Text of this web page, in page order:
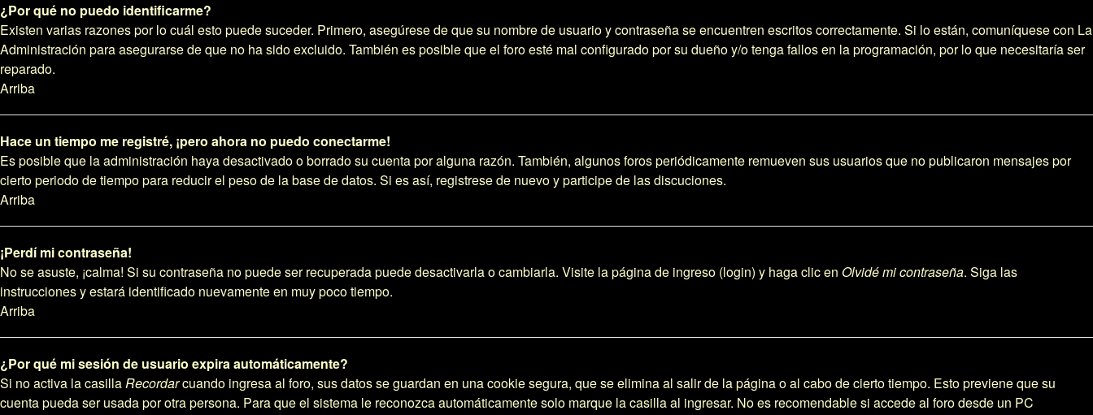
¿Por qué no puedo identificarme?
Existen varias razones por lo cuál esto puede suceder. Primero, asegúrese de que su nombre de usuario y contraseña se encuentren escritos correctamente. Si lo están, comuníquese con La
Administración para asegurarse de que no ha sido excluido. También es posible que el foro esté mal configurado por su dueño y/o tenga fallos en la programación, por lo que necesitaría ser
reparado.
Arriba
Hace un tiempo me registré, ¡pero ahora no puedo conectarme!
Es posible que la administración haya desactivado o borrado su cuenta por alguna razón. También, algunos foros periódicamente remueven sus usuarios que no publicaron mensajes por
cierto periodo de tiempo para reducir el peso de la base de datos. Si es así, registrese de nuevo y participe de las discuciones.
Arriba
¡Perdí mi contraseña!
No se asuste, ¡calma! Si su contraseña no puede ser recuperada puede desactivarla o cambiarla. Visite la página de ingreso (login) y haga clic en Olvidé mi contraseña. Siga las
instrucciones y estará identificado nuevamente en muy poco tiempo.
Arriba
¿Por qué mi sesión de usuario expira automáticamente?
Si no activa la casillaRecordarcuando ingresa al foro, sus datos se guardan en una cookie segura, que se elimina al salir de la página o al cabo de cierto tiempo. Esto previene que su
cuenta pueda ser usada por otra persona. Para que el sistema le reconozca automáticamente solo marque la casilla al ingresar. No es recomendable si accede al foro desde un PC